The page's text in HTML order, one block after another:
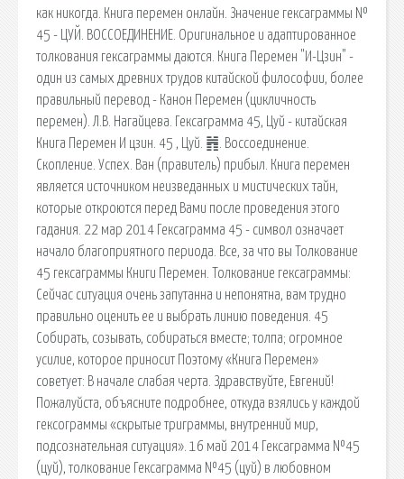
как никогда. Книга перемен онлайн. Значение гексаграммы №
45 - ЦУЙ. ВОССОЕДИНЕНИЕ. Оригинальное и адаптированное
толкования гексаграммы даются. Книга Перемен "И-Цзин" -
один из самых древних трудов китайской философии, более
правильный перевод - Канон Перемен (цикличность
перемен). Л.В. Нагайцева. Гексаграмма 45, Цуй - китайская
Книга Перемен И цзин. 45 , Цуй. ䷬. Воссоединение.
Скопление. Успех. Ван (правитель) прибыл. Книга перемен
является источником неизведанных и мистических тайн,
которые откроются перед Вами после проведения этого
гадания. 22 мар 2014 Гексаграмма 45 - символ означает
начало благоприятного периода. Все, за что вы Толкование
45 гексаграммы Книги Перемен. Толкование гексаграммы:
Сейчас ситуация очень запутанна и непонятна, вам трудно
правильно оценить ее и выбрать линию поведения. 45
Собирать, созывать, собираться вместе; толпа; огромное
усилие, которое приносит Поэтому «Книга Перемен»
советует: В начале слабая черта. Здравствуйте, Евгений!
Пожалуйста, объясните подробнее, откуда взялись у каждой
гексограммы «скрытые триграммы, внутренний мир,
подсознательная ситуация». 16 май 2014 Гексаграмма №45
(цуй), толкование Гексаграмма №45 (цуй) в любовном